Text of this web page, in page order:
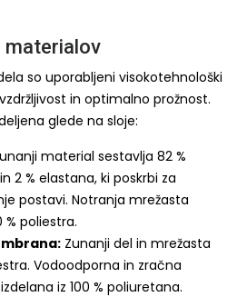
materialov
so uporabljeni visokotehnološki
in optimalno prožnost.
glede na sloje:
material sestavlja 82 %
2 % elastana, ki poskrbi za
postavi. Notranja mrežasta
% poliestra.
Zunanji del in mrežasta
Vodoodporna in zračna
iz 100 % poliuretana.